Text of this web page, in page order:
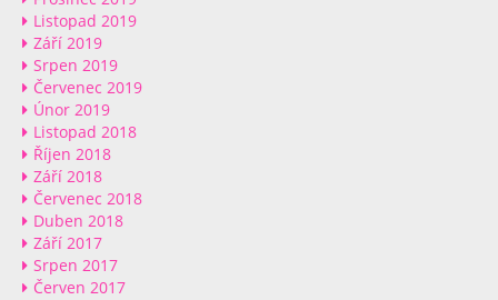
Listopad 2019
Září 2019
Srpen 2019
Červenec 2019
Únor 2019
Listopad 2018
Říjen 2018
Září 2018
Červenec 2018
Duben 2018
Září 2017
Srpen 2017
Červen 2017